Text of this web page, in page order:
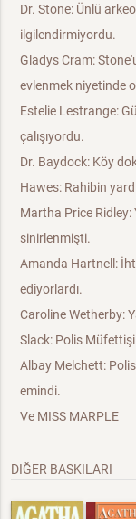
Dr. Stone: Ünlü
ilgilendirmiyordu.
Gladys Cram:
evlenmek niyetinde
Estelie Lestrange:
çalışıyordu.
Dr. Baydock: Köy
Hawes: Rahibin
Martha Price Ridley:
sinirlenmişti.
Amanda Hartnell:
ediyorlardı.
Caroline Wetherby:
Slack: Polis
Albay Melchett:
emindi.
Ve MISS MARPLE
DIĞER BASKILARI